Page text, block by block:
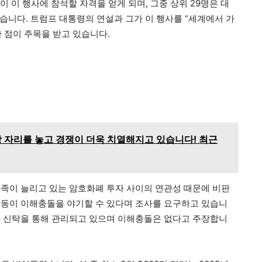
이 행사에 참석할 자격을 얻게 되며, 그중 상위 29명은 대
니다. 트럼프 대통령의 연설과 그가 이 행사를 “세계에서 가
이 주목을 받고 있습니다.
리를 놓고 경쟁이 더욱 치열해지고 있습니다! 최근
이 늘리고 있는 암호화폐 투자 사이의 연관성 때문에 비판
이 이해충돌을 야기할 수 있다며 조사를 요구하고 있습니
탁을 통해 관리되고 있으며 이해충돌은 없다고 주장합니